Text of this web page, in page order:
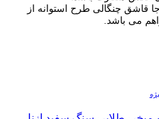
قاشق چنگالی طرح استوانه از
می باشد.